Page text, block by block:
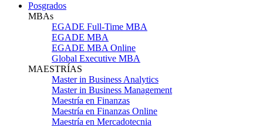
Posgrados
MBAs
EGADE Full-Time MBA
EGADE MBA
EGADE MBA Online
Global Executive MBA
MAESTRÍAS
Master in Business Analytics
Master in Business Management
Maestría en Finanzas
Maestría en Finanzas Online
Maestría en Mercadotecnia